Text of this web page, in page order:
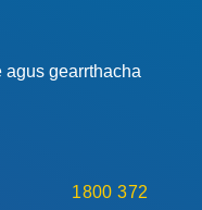
agus gearrthacha
1800 372